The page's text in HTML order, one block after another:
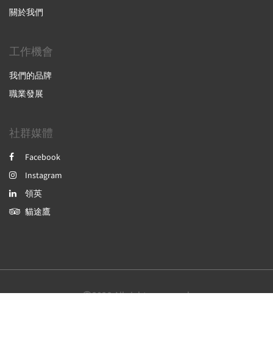
關於我們
工作機會
我們的品牌
職業發展
社群媒體
Facebook
Instagram
領英
貓途鷹
2026All rights reserved